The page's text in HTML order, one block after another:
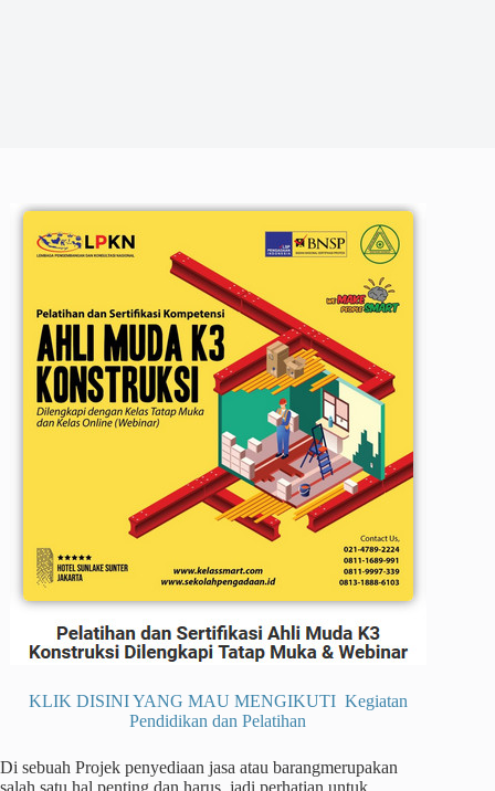
KLIK DISINI YANG MAU MENGIKUTI Kegiatan
Pendidikan dan Pelatihan
Di sebuah Projek penyediaan jasa atau barangmerupakan
salah satu hal penting dan harus jadi perhatian untuk